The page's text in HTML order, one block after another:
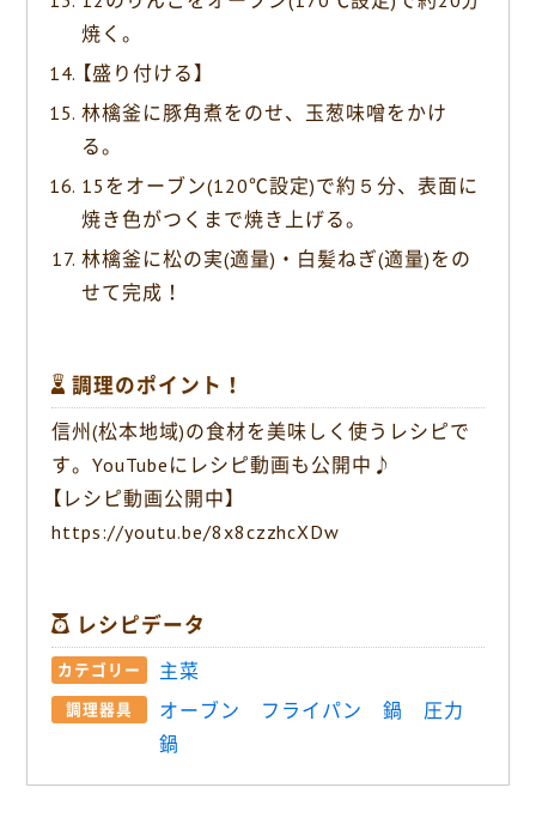
焼く。
【盛り付ける】
林檎釜に豚角煮をのせ、玉葱味噌をかけ
る。
15をオーブン(120℃設定)で約５分、表面に
焼き色がつくまで焼き上げる。
林檎釜に松の実(適量)・白髪ねぎ(適量)をの
せて完成！
調理のポイント！
信州(松本地域)の食材を美味しく使うレシピで
す。YouTubeにレシピ動画も公開中♪
【レシピ動画公開中】
https://youtu.be/8x8czzhcXDw
レシピデータ
カテゴリー 主菜
調理器具 オーブン フライパン 鍋
圧力
鍋